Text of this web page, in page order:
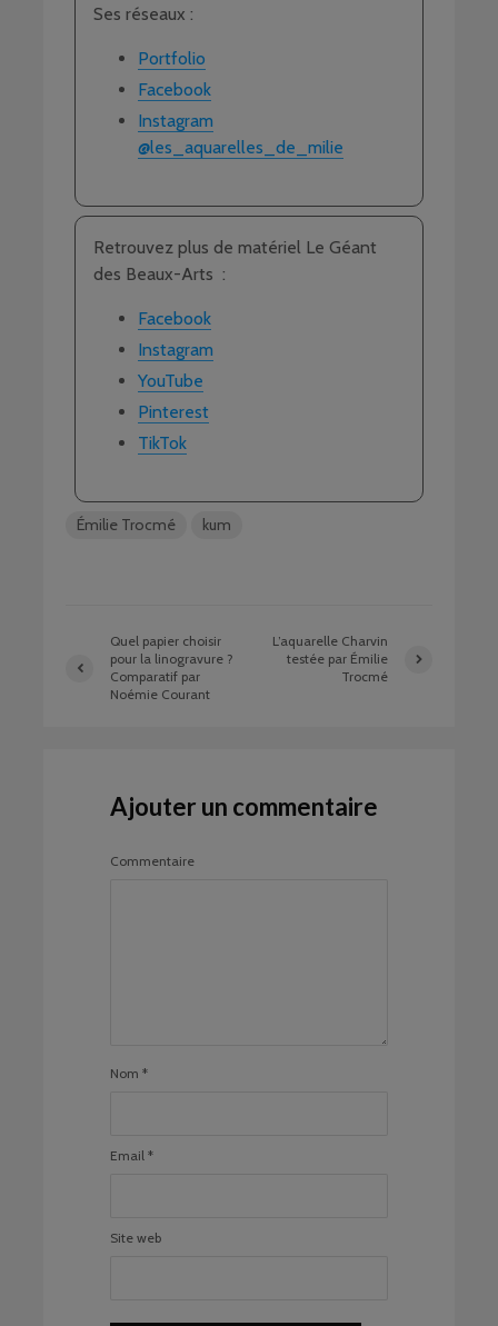
Ses réseaux :
Portfolio
Facebook
Instagram
@les_aquarelles_de_milie
Retrouvez plus de matériel Le Géant
des Beaux-Arts :
Facebook
Instagram
YouTube
Pinterest
TikTok
Émilie Trocmé kum
Quel papier choisir
pour la linogravure ?
Comparatif par
Noémie Courant
L’aquarelle Charvin
testée par Émilie
Trocmé
Ajouter un commentaire
Commentaire
Nom *
Email *
Site web